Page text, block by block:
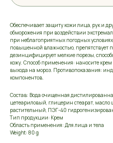
Обеспечивает защиту кожи лица, рук и
обморожения при воздействии
при неблагоприятных погодных
повышенной влажностью, препятствует
дезинцифицирует мелкие порезы,
кожу. Способ применения: наносите
выхода на мороз. Противопоказания:
компонентов.
Состав: Вода очищенная
цетеариловый, глицерин стеарат,
растительный, ПЭГ-40
Тип продукции: Крем
Область применения: Для лица и тела
Weight: 80 g